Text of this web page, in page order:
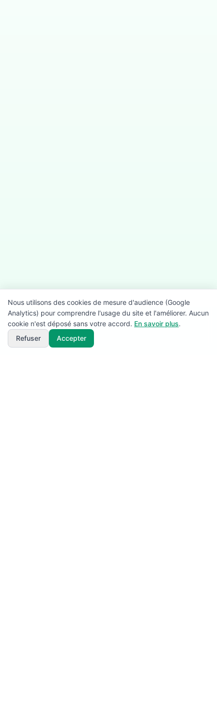
Nous utilisons des cookies de mesure d'audience (Google
Analytics) pour comprendre l'usage du site et l'améliorer. Aucun
cookie n'est déposé sans votre accord. En savoir plus.
Refuser
Accepter